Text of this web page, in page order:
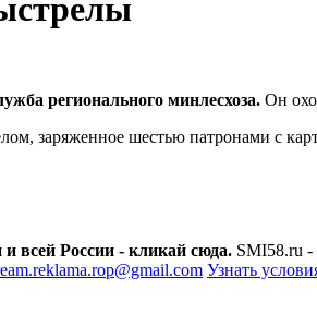
регионального минлесхоза. Он
заряженное шестью патронами с
всей России - кликай сюда. SMI58.ru
Узнать